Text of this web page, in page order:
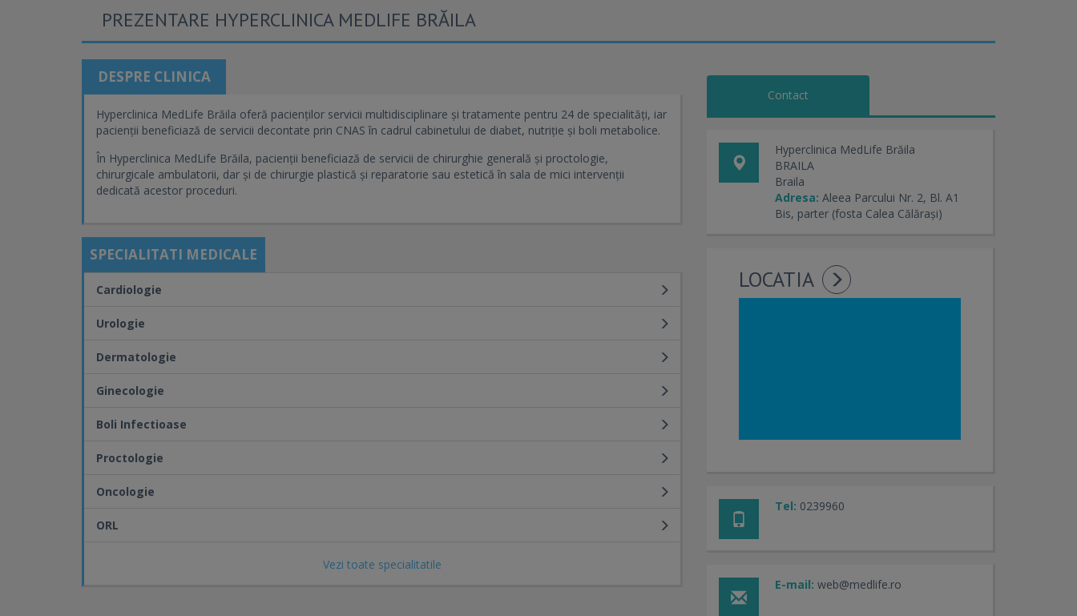
PREZENTARE HYPERCLINICA MEDLIFE BRĂILA
DESPRE CLINICA
Hyperclinica MedLife Brăila oferă pacienților servicii multidisciplinare și tratamente pentru 24 de specialități, iar
pacienții beneficiază de servicii decontate prin CNAS în cadrul cabinetului de diabet, nutriție și boli metabolice.
În Hyperclinica MedLife Brăila, pacienții beneficiază de servicii de chirurghie generală și proctologie,
chirurgicale ambulatorii, dar și de chirurgie plastică și reparatorie sau estetică în sala de mici intervenții
dedicată acestor proceduri.
SPECIALITATI MEDICALE
Vezi toate specialitatile
Cardiologie
Urologie
Dermatologie
Ginecologie
Boli Infectioase
Proctologie
Oncologie
ORL
Contact
Hyperclinica MedLife Brăila
BRAILA
Braila
Adresa: Aleea Parcului Nr. 2, Bl. A1
Bis, parter (fosta Calea Călărași)
LOCATIA
Tel: 0239960
E-mail: web@medlife.ro